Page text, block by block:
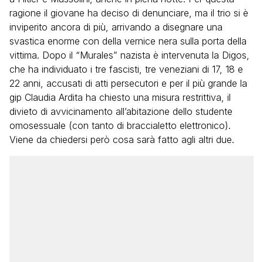
ragione il giovane ha deciso di denunciare, ma il trio si è
inviperito ancora di più, arrivando a disegnare una
svastica enorme con della vernice nera sulla porta della
vittima. Dopo il “Murales” nazista è intervenuta la Digos,
che ha individuato i tre fascisti, tre veneziani di 17, 18 e
22 anni, accusati di atti persecutori e per il più grande la
gip Claudia Ardita ha chiesto una misura restrittiva, il
divieto di avvicinamento all’abitazione dello studente
omosessuale (con tanto di braccialetto elettronico).
Viene da chiedersi però cosa sarà fatto agli altri due.